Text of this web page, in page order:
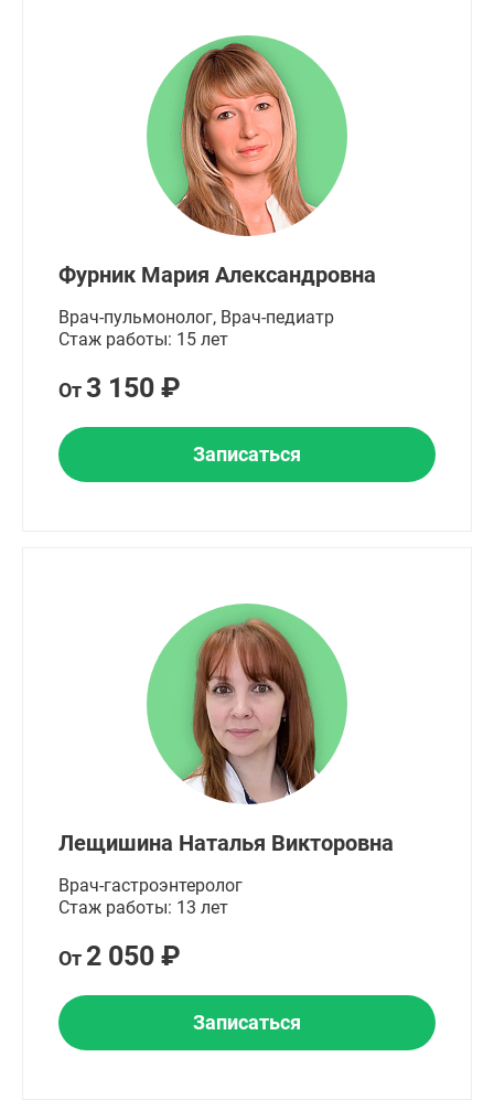
Фурник Мария Александровна
Врач-пульмонолог, Врач-педиатр
Стаж работы: 15 лет
От3 150 ₽
Записаться
Лещишина Наталья Викторовна
Врач-гастроэнтеролог
Стаж работы: 13 лет
От 2 050 ₽
Записаться